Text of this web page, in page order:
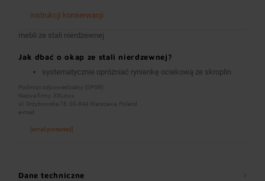
instrukcji konserwacji
mebli ze stali nierdzewnej
Jak dbać o okap ze stali nierdzewnej?
systematycznie opróżniać rynienkę ociekową ze skroplin
Podmiot odpowiedzialny (GPSR):
Nazwa firmy: XXLinox
ul. Grzybowska 78, 00-844 Warszawa, Poland
e-mail:
[email protected]
Dane techniczne